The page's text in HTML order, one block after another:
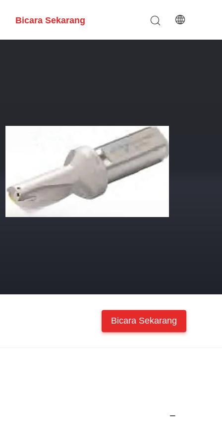
Bicara Sekarang
Bicara Sekarang